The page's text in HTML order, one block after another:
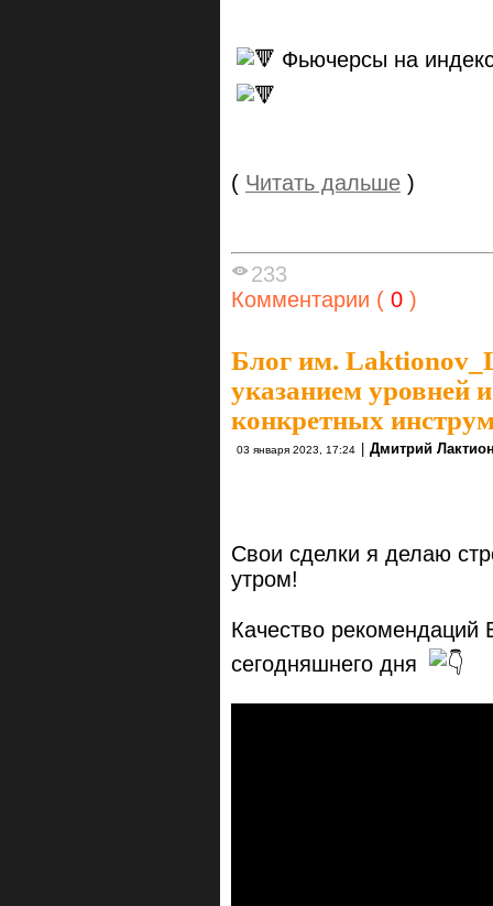
Фьючерсы на
( Читать дальше )
233
Комментарии ( 0 )
Блог им.
указанием уровней
конкретных
03 января 2023, 17:24 | Дмитрий
Свои сделки я делаю
утром!
Качество рекомендаций
сегодняшнего дня